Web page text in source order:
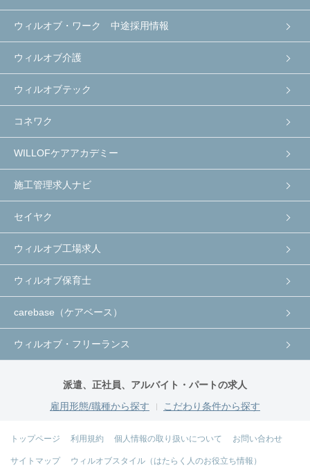
ウィルオブ・ワーク 中途採用情報
ウィルオブ介護
ウィルオブテック
コネワク
WILLOFケアアカデミー
施工管理求人ナビ
セイヤク
ウィルオブ工場求人
ウィルオブ保育士
carebase（ケアベース）
ウィルオブ・フリーランス
派遣、正社員、アルバイト・パートの求人
雇用形態/職種から探す
こだわり条件から探す
トップページ 利用規約 個人情報の取り扱いについて お問い合わせ
サイトマップ ウィルオブスタイル（はたらく人のお役立ち情報）